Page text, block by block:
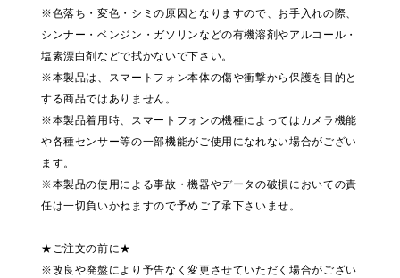
※色落ち・変色・シミの原因となりますので、お手入れの際、
シンナー・ベンジン・ガソリンなどの有機溶剤やアルコール・
塩素漂白剤などで拭かないで下さい。
※本製品は、スマートフォン本体の傷や衝撃から保護を目的と
する商品ではありません。
※本製品着用時、スマートフォンの機種によってはカメラ機能
や各種センサー等の一部機能がご使用になれない場合がござい
ます。
※本製品の使用による事故・機器やデータの破損においての責
任は一切負いかねますので予めご了承下さいませ。
★ご注文の前に★
※改良や廃盤により予告なく変更させていただく場合がござい